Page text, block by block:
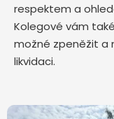
respektem a
Kolegové vám
možné zpeněžit a
likvidaci.